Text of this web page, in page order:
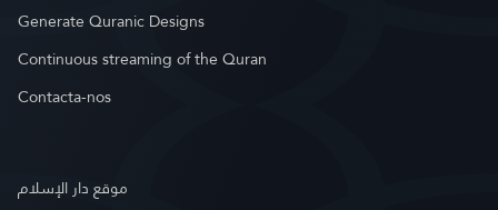
Generate Quranic Designs
Continuous streaming of the Quran
Contacta-nos
موقع دار الإسلام